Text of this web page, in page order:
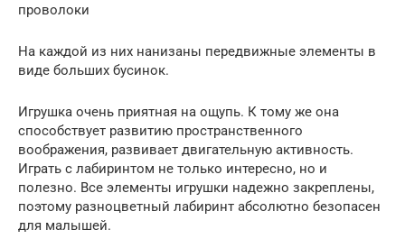
проволоки
На каждой из них нанизаны передвижные элементы в
виде больших бусинок.
Игрушка очень приятная на ощупь. К тому же она
способствует развитию пространственного
воображения, развивает двигательную активность.
Играть с лабиринтом не только интересно, но и
полезно. Все элементы игрушки надежно закреплены,
поэтому разноцветный лабиринт абсолютно безопасен
для малышей.